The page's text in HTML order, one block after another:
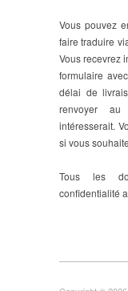
Vous pouvez
faire traduire
Vous recevrez
formulaire
délai de
renvoyer
intéresserait.
si vous
Tous les
confidentialité